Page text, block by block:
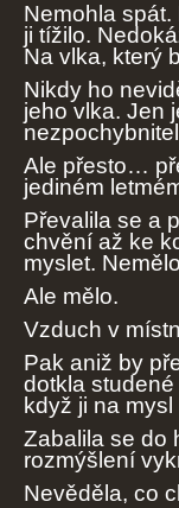
Nemohla
ji tížilo.
Na vlka, který
Nikdy ho
jeho vlka. Jen
Ale přesto…
jediném
Převalila se a
chvění až ke
myslet.
Ale mělo.
Vzduch v
Pak aniž by
dotkla
když ji na
Zabalila se do
rozmýšlení
Nevěděla, co